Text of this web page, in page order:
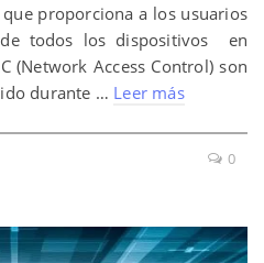
proporciona a los usuarios
todos los dispositivos en
(Network Access Control) son
durante … Leer más
0